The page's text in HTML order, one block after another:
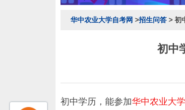
华中农业大学自考网 >招生问答 > 初
初中
初中学历，能参加华中农业大